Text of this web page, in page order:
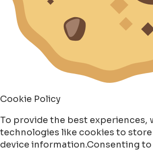
Cookie Policy
To provide the best experiences,
technologies like cookies to
device information.Consenting to